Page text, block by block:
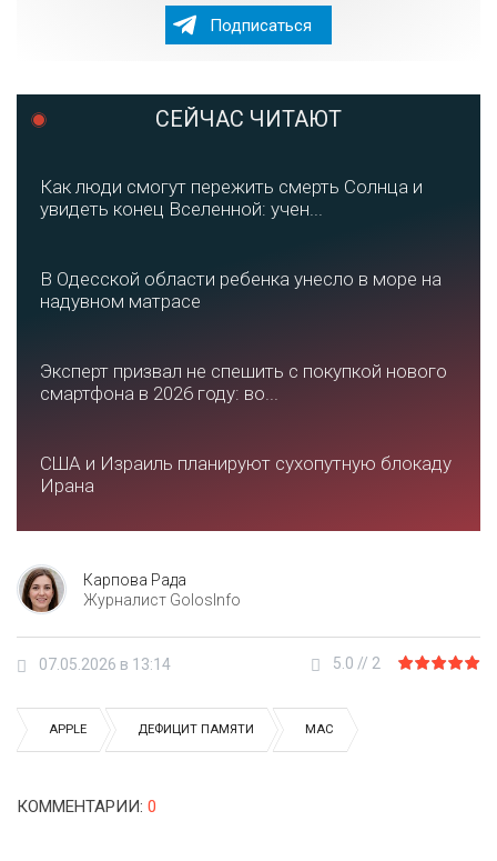
Подписаться
СЕЙЧАС ЧИТАЮТ
Как люди смогут пережить смерть Солнца и
увидеть конец Вселенной: учен...
В Одесской области ребенка унесло в море на
надувном матрасе
Эксперт призвал не спешить с покупкой нового
смартфона в 2026 году: во...
США и Израиль планируют сухопутную блокаду
Ирана
Карпова Рада
Журналист GolosInfo
07.05.2026 в 13:14 5.0 // 2
APPLE ДЕФИЦИТ ПАМЯТИ MAC
КОММЕНТАРИИ: 0